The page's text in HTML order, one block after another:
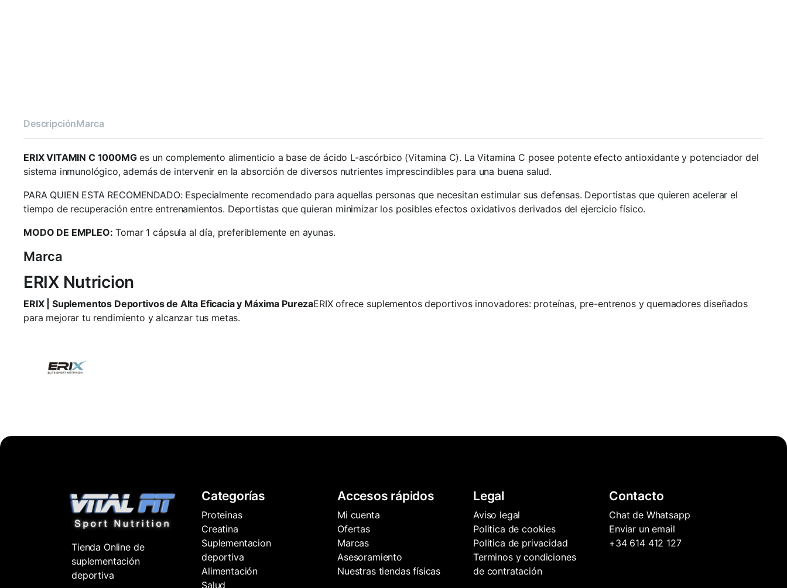
DescripciónMarca
ERIX VITAMIN C 1000MGes un complemento alimenticio a base de ácido L-ascórbico (Vitamina C). La Vitamina C posee potente efecto antioxidante y potenciador del
sistema inmunológico, además de intervenir en la absorción de diversos nutrientes imprescindibles para una buena salud.
PARA QUIEN ESTA RECOMENDADO: Especialmente recomendado para aquellas personas que necesitan estimular sus defensas. Deportistas que quieren acelerar el
tiempo de recuperación entre entrenamientos. Deportistas que quieran minimizar los posibles efectos oxidativos derivados del ejercicio físico.
MODO DE EMPLEO: Tomar 1 cápsula al día, preferiblemente en ayunas.
Marca
ERIX Nutricion
ERIX | Suplementos Deportivos de Alta Eficacia y Máxima PurezaERIX ofrece suplementos deportivos innovadores: proteínas, pre-entrenos y quemadores diseñados
para mejorar tu rendimiento y alcanzar tus metas.
Tienda Online de
suplementación
deportiva
Categorías
Proteinas
Creatina
Suplementacion
deportiva
Alimentación
Salud
Accesos rápidos
Mi cuenta
Ofertas
Marcas
Asesoramiento
Nuestras tiendas físicas
Legal
Aviso legal
Politica de cookies
Politica de privacidad
Terminos y condiciones
de contratación
Contacto
Chat de Whatsapp
Enviar un email
+34 614 412 127